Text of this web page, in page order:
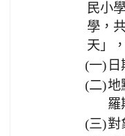
民小
學，
天」
(一)
(二)地
羅
(三)對